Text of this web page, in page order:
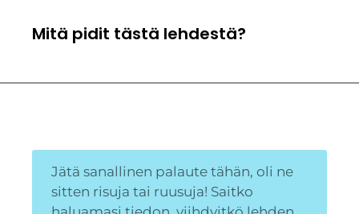
Mitä pidit tästä lehdestä?